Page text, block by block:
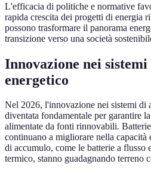
L'efficacia di politiche e normative
rapida crescita dei progetti di energia
possono trasformare il panorama
transizione verso una società
Innovazione nei
energetico
Nel 2026, l'innovazione nei sistemi di
diventata fondamentale per garantire
alimentate da fonti rinnovabili.
continuano a migliorare nella
di accumulo, come le batterie a flusso
termico, stanno guadagnando terreno